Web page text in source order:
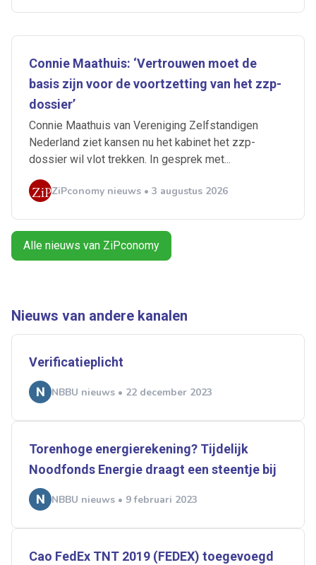
Connie Maathuis: ‘Vertrouwen moet de
basis zijn voor de voortzetting van het zzp-
dossier’
Connie Maathuis van Vereniging Zelfstandigen
Nederland ziet kansen nu het kabinet het zzp-
dossier wil vlot trekken. In gesprek met...
ZiPconomy nieuws • 3 augustus 2026
Alle nieuws van ZiPconomy
Nieuws van andere kanalen
Verificatieplicht
NBBU nieuws • 22 december 2023
Torenhoge energierekening? Tijdelijk
Noodfonds Energie draagt een steentje bij
NBBU nieuws • 9 februari 2023
Cao FedEx TNT 2019 (FEDEX) toegevoegd
Alerts ontvangen
Alles Ingezonden
Doorzaam
Flexmarkt Flexnieuws
NBBU
Normering Arbeid
ZiPconomy